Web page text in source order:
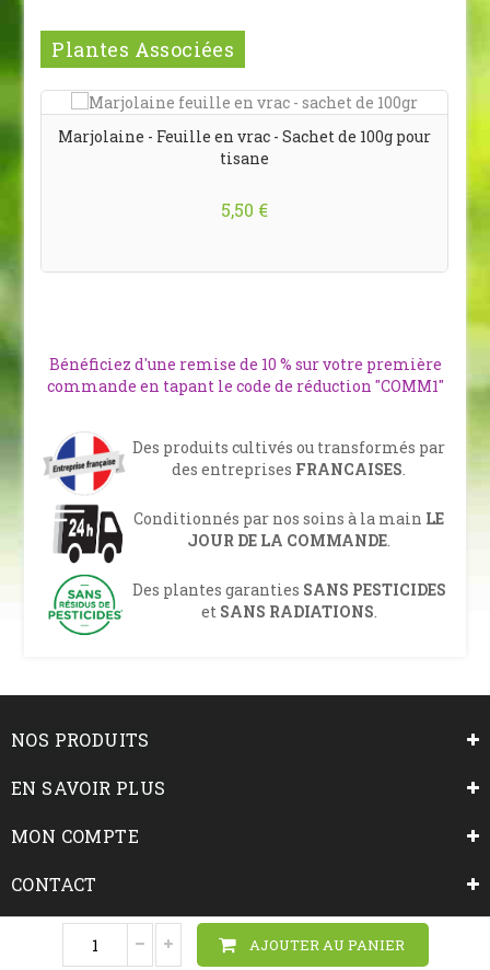
AJOUTER AU PANIER
Plantes Associées
Marjolaine - Feuille en vrac - Sachet de 100g pour
tisane
5,50 €
Bénéficiez d'une remise de 10 % sur votre première
commande en tapant le code de réduction "COMM1"
Des produits cultivés ou transformés par
des entreprises FRANCAISES.
Conditionnés par nos soins à la main LE
JOUR DE LA COMMANDE.
Des plantes garanties SANS PESTICIDES
et SANS RADIATIONS.
NOS PRODUITS
EN SAVOIR PLUS
MON COMPTE
CONTACT